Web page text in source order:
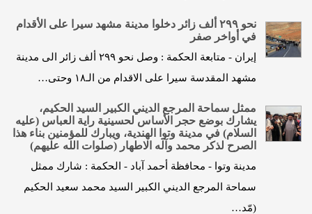
نحو ۲۹۹ ألف زائر دخلوا مدينة مشهد سيرا على الأقدام
في أواخر صفر
إيران - متابعة الحكمة : وصل نحو ۲۹۹ ألف زائر الى مدينة
مشهد المقدسة سيرا على الاقدام من الـ۱۸ وحتى…
ممثل سماحة المرجع الديني الكبير السيد الحكيم،
يشارك بوضع حجر الأساس لحسينية راية العباس (عليه
السلام) في مدينة وتوا الهندية، ويبارك للمؤمنين بناء هذا
الصرح لذكر محمد وآله الاطهار (صلوات الله عليهم)
مدينة وتوا - محافظة أحمد آباد - الحكمة : شارك ممثل
سماحة المرجع الديني الكبير السيد محمد سعيد الحكيم
(مّد…